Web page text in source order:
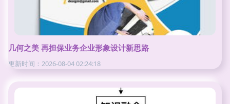
几何之美 再担保业务企业形象设计新思路
更新时间：2026-08-04 02:24:18